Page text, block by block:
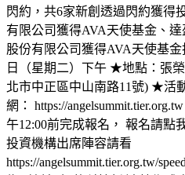
閃約，共6家新創透過閃約獲得
有限公司獲得AVA天使基金、
股份有限公司獲得AVA天使基
日（星期二）下午 ★地點：張
北市中正區中山南路11號) ★活
網： https://
午12:00前完成報名， 報名請點
投資機構出席陣容請看
https://angelsummit.tier.org.tw/